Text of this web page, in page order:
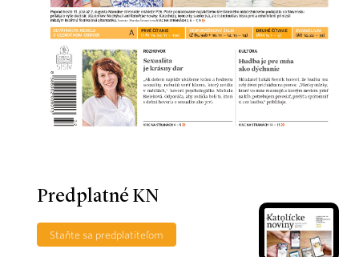
Predplatné KN
Staňte sa predplatiteľom